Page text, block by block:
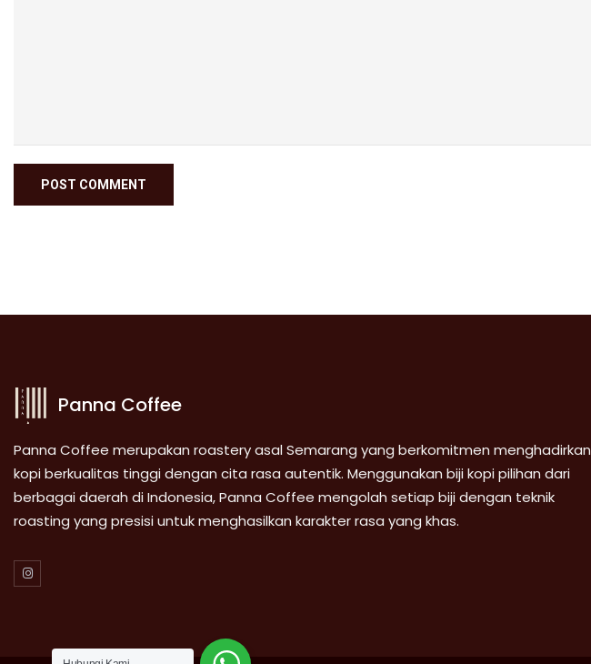
Panna Coffee
Panna Coffee merupakan roastery asal Semarang yang berkomitmen menghadirkan
kopi berkualitas tinggi dengan cita rasa autentik. Menggunakan biji kopi pilihan dari
berbagai daerah di Indonesia, Panna Coffee mengolah setiap biji dengan teknik
roasting yang presisi untuk menghasilkan karakter rasa yang khas.